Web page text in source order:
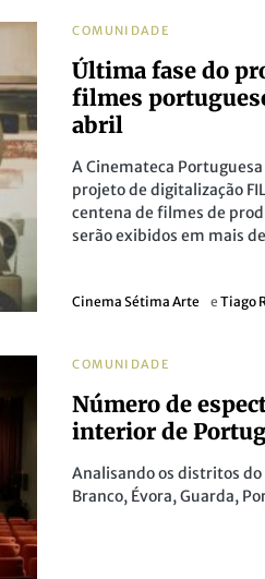
COMUNIDADE
Última fase do
filmes
abril
A Cinemateca
projeto de digitalização
centena de filmes de
serão exibidos em mais
Cinema Sétima Arte eTiago
COMUNIDADE
Número de
interior de
Analisando os distritos
Branco, Évora, Guarda,